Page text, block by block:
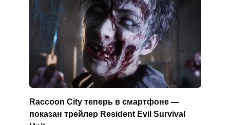
Raccoon City теперь в смартфоне —
показан трейлер Resident Evil Survival